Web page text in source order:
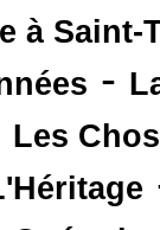
à Saint-
-
Les